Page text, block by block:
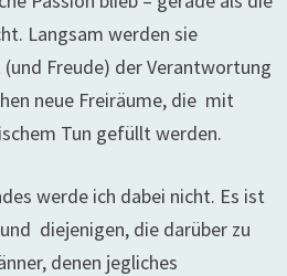
Langsam werden sie
Freude) der Verantwortung
neue Freiräume, die mit
Tun gefüllt werden.
werde ich dabei nicht. Es ist
diejenigen, die darüber zu
denen jegliches